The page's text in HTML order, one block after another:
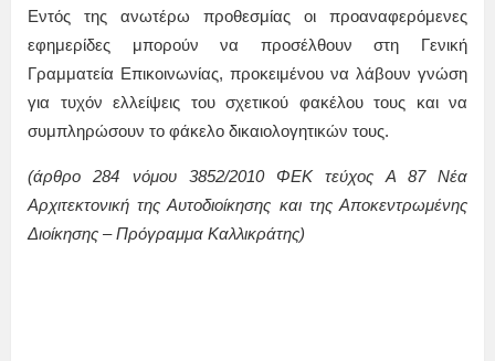
Εντός της ανωτέρω προθεσμίας οι προαναφερόμενες
εφημερίδες μπορούν να προσέλθουν στη Γενική
Γραμματεία Επικοινωνίας, προκειμένου να λάβουν γνώση
για τυχόν ελλείψεις του σχετικού φακέλου τους και να
συμπληρώσουν το φάκελο δικαιολογητικών τους.
(άρθρο 284 νόμου 3852/2010 ΦΕΚ τεύχος Α 87 Νέα
Αρχιτεκτονική της Αυτοδιοίκησης και της Αποκεντρωμένης
Διοίκησης – Πρόγραμμα Καλλικράτης)